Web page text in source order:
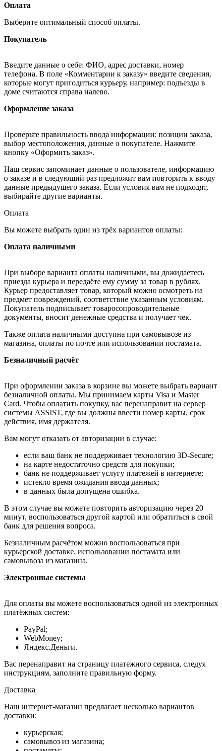
Оплата
Выберите оптимальный способ оплаты.
Покупатель
Введите данные о себе: ФИО, адрес доставки, номер
телефона. В поле «Комментарии к заказу» введите сведения,
которые могут пригодиться курьеру, например: подъезды в
доме считаются справа налево.
Оформление заказа
Проверьте правильность ввода информации: позиции заказа,
выбор местоположения, данные о покупателе. Нажмите
кнопку «Оформить заказ».
Наш сервис запоминает данные о пользователе, информацию
о заказе и в следующий раз предложит вам повторить к вводу
данные предыдущего заказа. Если условия вам не подходят,
выбирайте другие варианты.
Оплата
Вы можете выбрать один из трёх вариантов оплаты:
Оплата наличными
При выборе варианта оплаты наличными, вы дожидаетесь
приезда курьера и передаёте ему сумму за товар в рублях.
Курьер предоставляет товар, который можно осмотреть на
предмет повреждений, соответствие указанным условиям.
Покупатель подписывает товаросопроводительные
документы, вносит денежные средства и получает чек.
Также оплата наличными доступна при самовывозе из
магазина, оплаты по почте или использовании постамата.
Безналичный расчёт
При оформлении заказа в корзине вы можете выбрать вариант
безналичной оплаты. Мы принимаем карты Visa и Master
Card. Чтобы оплатить покупку, вас перенаправит на сервер
системы ASSIST, где вы должны ввести номер карты, срок
действия, имя держателя.
Вам могут отказать от авторизации в случае:
если ваш банк не поддерживает технологию 3D-Secure;
на карте недостаточно средств для покупки;
банк не поддерживает услугу платежей в интернете;
истекло время ожидания ввода данных;
в данных была допущена ошибка.
В этом случае вы можете повторить авторизацию через 20
минут, воспользоваться другой картой или обратиться в свой
банк для решения вопроса.
Безналичным расчётом можно воспользоваться при
курьерской доставке, использовании постамата или
самовывоза из магазина.
Электронные системы
Для оплаты вы можете воспользоваться одной из электронных
платёжных систем:
PayPal;
WebMoney;
Яндекс.Деньги.
Вас перенаправит на страницу платежного сервиса, следуя
инструкциям, заполните правильную форму.
Доставка
Наш интернет-магазин предлагает несколько вариантов
доставки:
курьерская;
самовывоз из магазина;